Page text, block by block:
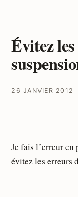
Évitez
26 JANVIER 2012
Je fais l’erreur
évitez les erreurs